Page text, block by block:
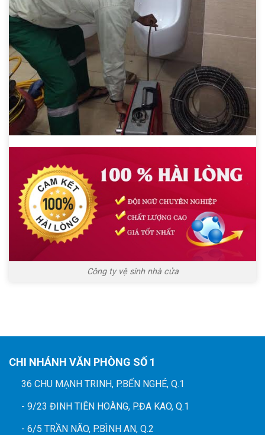
Công ty vệ sinh nhà cửa
CHI NHÁNH VĂN PHÒNG SỐ 1
36 CHU MẠNH TRINH, P.BẾN NGHÉ, Q.1
- 9/23 ĐINH TIÊN HOÀNG, P.ĐA KAO, Q.1
- 6/5 TRẦN NÃO, P.BÌNH AN, Q.2